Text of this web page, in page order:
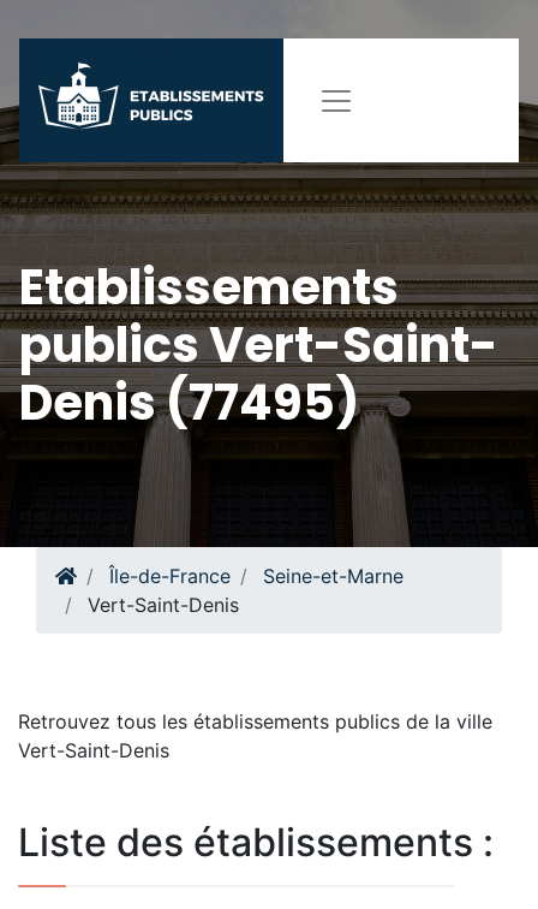
Etablissements
publics Vert-Saint-
Denis (77495)
Île-de-France
Seine-et-Marne
Vert-Saint-Denis
Retrouvez tous les établissements publics de la ville
Vert-Saint-Denis
Liste des établissements :